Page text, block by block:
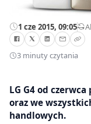
1 cze 2015, 09:05—
3 minuty czytania
LG G4 od
oraz we
handlowych.